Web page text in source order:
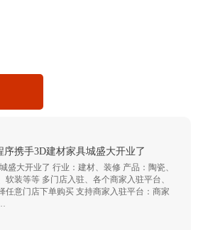
序携手3D建材家具城盛大开业了
盛大开业了 行业：建材、装修 产品：陶瓷、
软装等等 多门店入驻、各个商家入驻平台、
任意门店下单购买 支持商家入驻平台：商家